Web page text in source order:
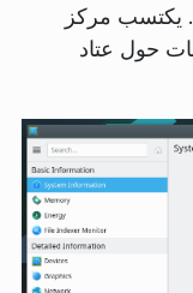
يكتسب مركز
حول عتاد